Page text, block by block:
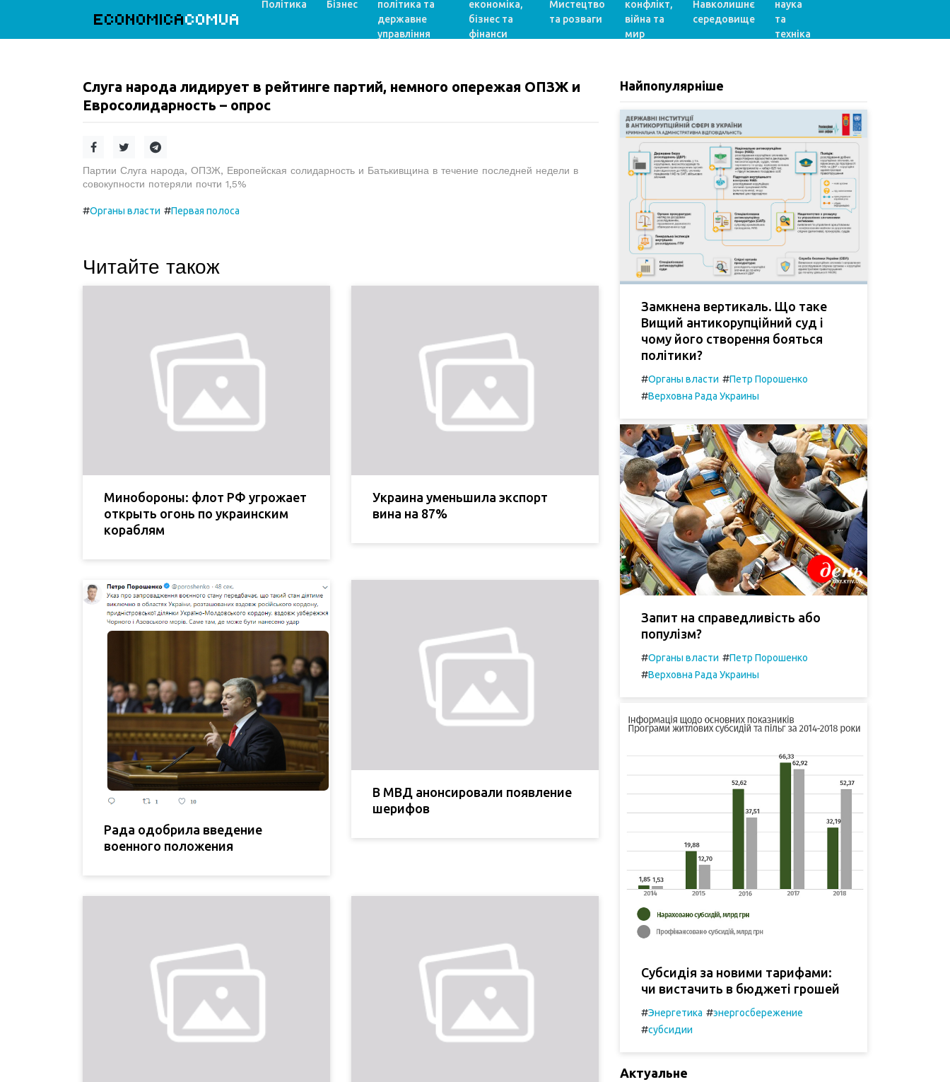
ECONOMICACOMUA
Політика Бізнес
політика та
державне
управління
економіка,
бізнес та
фінанси
Мистецтво
та розваги
конфлікт,
війна та
мир
Навколишнє
середовище
наука
та
техніка
Слуга народа лидирует в рейтинге партий, немного опережая ОПЗЖ и
Евросолидарность – опрос
Партии Слуга народа, ОПЗЖ, Европейская солидарность и Батькивщина в течение последней недели в
совокупности потеряли почти 1,5%
#Органы власти #Первая полоса
Читайте також
Минобороны: флот РФ угрожает
открыть огонь по украинским
кораблям
Украина уменьшила экспорт
вина на 87%
Рада одобрила введение
военного положения
В МВД анонсировали появление
шерифов
Найпопулярніше
Замкнена вертикаль. Що таке
Вищий антикорупційний суд і
чому його створення бояться
політики?
#Органы власти #Петр Порошенко
#Верховна Рада Украины
Запит на справедливість або
популізм?
#Органы власти #Петр Порошенко
#Верховна Рада Украины
Субсидія за новими тарифами:
чи вистачить в бюджеті грошей
#Энергетика #энергосбережение
#субсидии
Актуальне